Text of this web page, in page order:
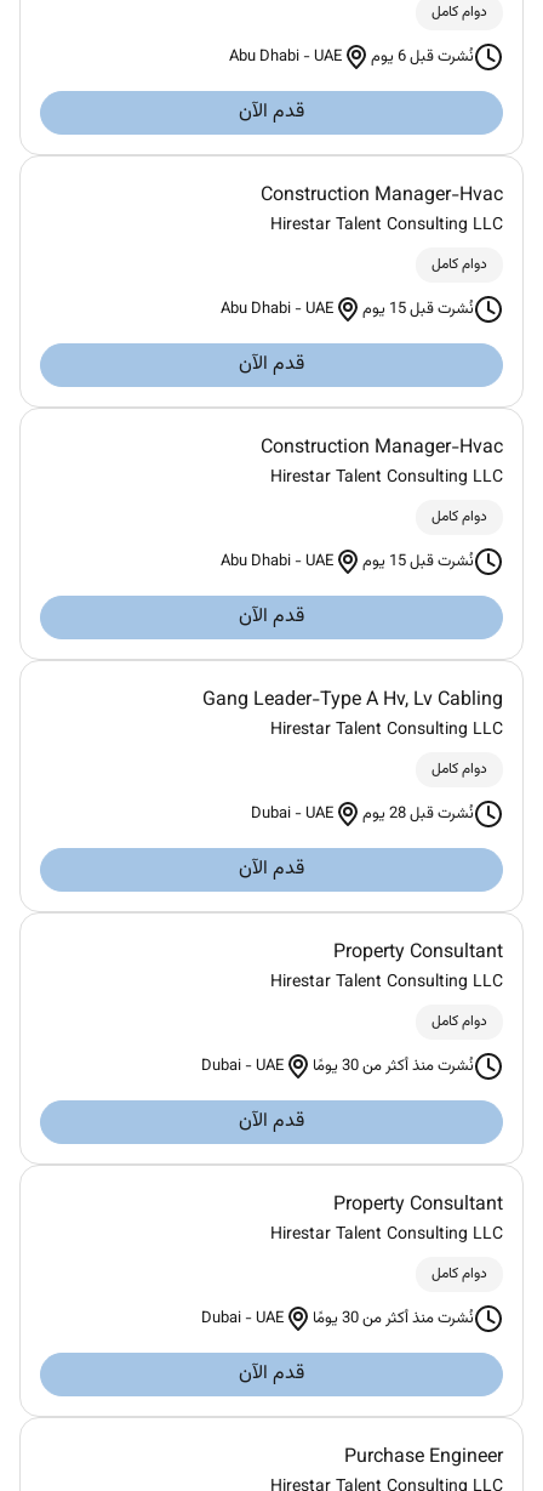
دوام كامل
نُشرت قبل 6 يوم Abu Dhabi -UAE
قدم الآن
Construction Manager-Hvac
Hirestar Talent Consulting LLC
دوام كامل
نُشرت قبل 15 يوم Abu Dhabi -UAE
قدم الآن
Construction Manager-Hvac
Hirestar Talent Consulting LLC
دوام كامل
نُشرت قبل 15 يوم Abu Dhabi -UAE
قدم الآن
Gang Leader-Type A Hv, Lv Cabling
Hirestar Talent Consulting LLC
دوام كامل
نُشرت قبل 28 يوم Dubai -UAE
قدم الآن
Property Consultant
Hirestar Talent Consulting LLC
دوام كامل
نُشرت منذ أكثر من 30 يومًا Dubai -UAE
قدم الآن
Property Consultant
Hirestar Talent Consulting LLC
دوام كامل
نُشرت منذ أكثر من 30 يومًا Dubai -UAE
قدم الآن
Purchase Engineer